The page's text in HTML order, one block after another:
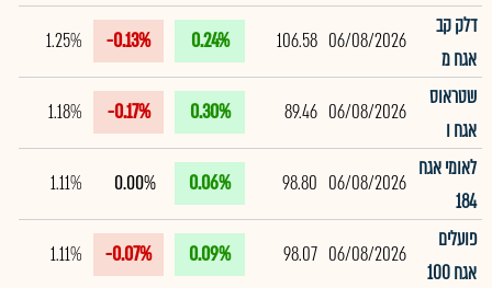
דלק קב
אגח מ
06/08/2026
106.58
0.24%
-0.13%
1.25%
שטראוס
אגח ו
06/08/2026
89.46
0.30%
-0.17%
1.18%
לאומי אגח
184
06/08/2026
98.80
0.06%
0.00%
1.11%
פועלים
אגח 100
06/08/2026
98.07
0.09%
-0.07%
1.11%